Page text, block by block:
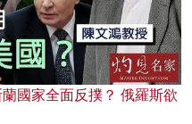
國家全面反撲？ 俄羅斯欲